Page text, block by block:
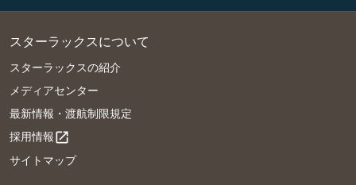
スターラックスについて
スターラックスの紹介
メディアセンター
最新情報・渡航制限規定
採用情報open_in_new
サイトマップ